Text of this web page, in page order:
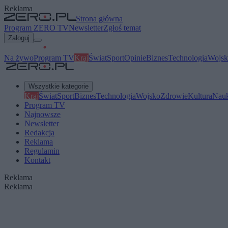
Reklama
Strona główna
Program ZERO TVNewsletterZgłoś temat
Zaloguj
Na żywoProgram TVKrajŚwiatSportOpinieBiznesTechnologia
Wszystkie kategorie
KrajŚwiatSportBiznesTechnologiaWojskoZdrowieKultura
Program TV
Najnowsze
Newsletter
Redakcja
Reklama
Regulamin
Kontakt
Reklama
Reklama